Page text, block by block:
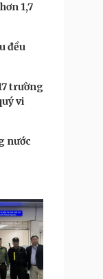
1,7
đều
trường
vi
nước